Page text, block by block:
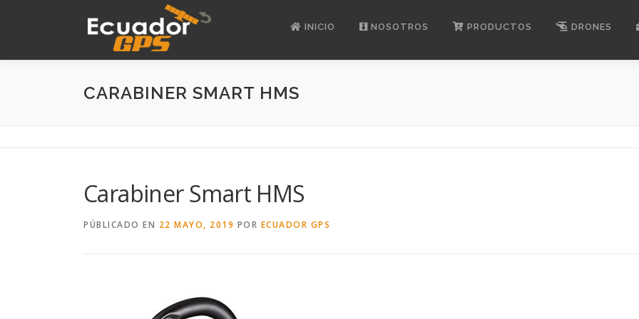
INICIO NOSOTROS PRODUCTOS DRONES
CARABINER SMART HMS
Carabiner Smart HMS
PÚBLICADO EN 22 MAYO, 2019 POR ECUADOR GPS